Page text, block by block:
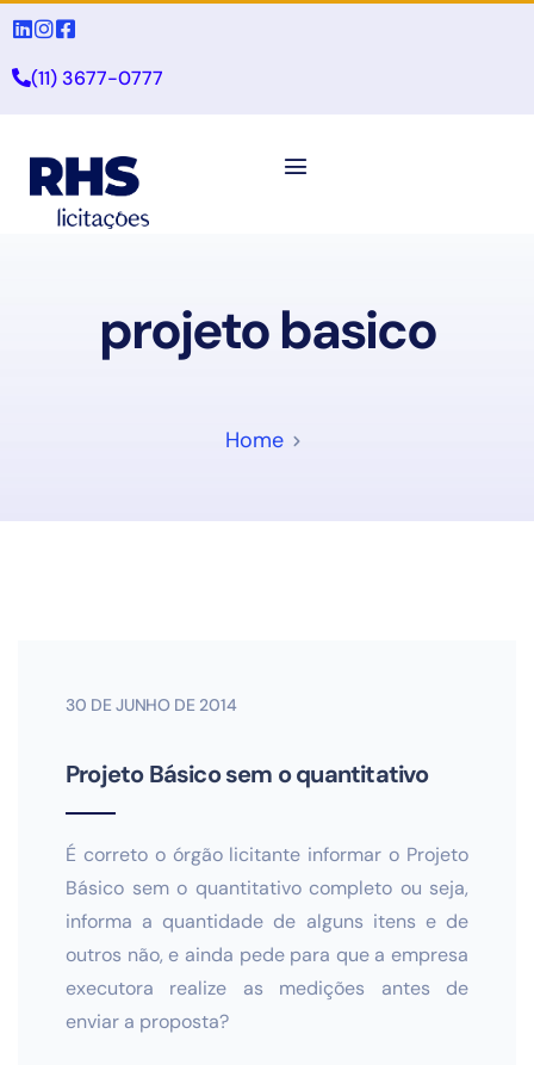
(11) 3677-0777
projeto basico
Home
30 DE JUNHO DE 2014
Projeto Básico sem o quantitativo
É correto o órgão licitante informar o Projeto
Básico sem o quantitativo completo ou seja,
informa a quantidade de alguns itens e de
outros não, e ainda pede para que a empresa
executora realize as medições antes de
enviar a proposta?